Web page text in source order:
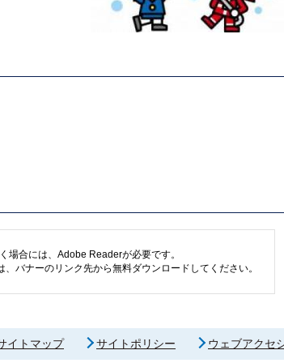
場合には、Adobe Readerが必要です。
バナーのリンク先から無料ダウンロードしてください。
イトマップ サイトポリシー ウェブアクセ